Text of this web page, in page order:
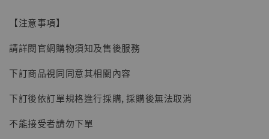
【注意事項】
請詳閱官網購物須知及售後服務
下訂商品視同同意其相關內容
下訂後依訂單規格進行採購, 採購後無法取消
不能接受者請勿下單